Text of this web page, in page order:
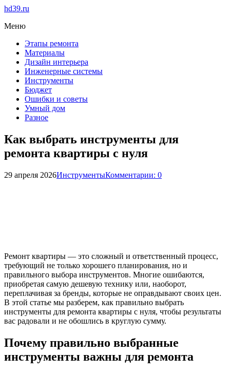
hd39.ru
Меню
Этапы ремонта
Материалы
Дизайн интерьера
Инженерные системы
Инструменты
Бюджет
Ошибки и советы
Умный дом
Разное
Как выбрать инструменты для
ремонта квартиры с нуля
29 апреля 2026ИнструментыКомментарии: 0
Ремонт квартиры — это сложный и ответственный процесс,
требующий не только хорошего планирования, но и
правильного выбора инструментов. Многие ошибаются,
приобретая самую дешевую технику или, наоборот,
переплачивая за бренды, которые не оправдывают своих цен.
В этой статье мы разберем, как правильно выбрать
инструменты для ремонта квартиры с нуля, чтобы результаты
вас радовали и не обошлись в круглую сумму.
Почему правильно выбранные
инструменты важны для ремонта